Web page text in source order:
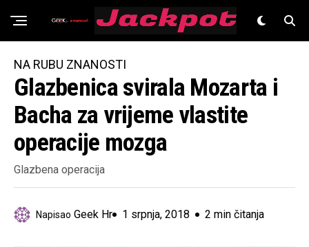
Znanost
NA RUBU ZNANOSTI
Glazbenica svirala Mozarta i
Bacha za vrijeme vlastite
operacije mozga
Glazbena operacija
Napisao Geek Hr 1 srpnja, 2018 2 min čitanja